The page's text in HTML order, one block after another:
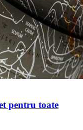
pentru toate